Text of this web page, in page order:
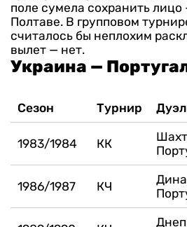
поле сумела сохранить лицо
Полтаве. В групповом
считалось бы неплохим
вылет — нет.
Украина —
Сезон Турнир
1983/1984 КК
1986/1987 КЧ